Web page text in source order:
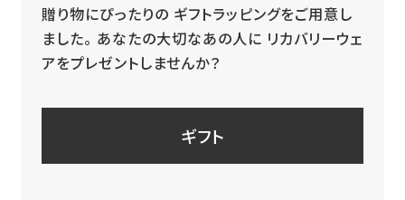
贈り物にぴったりの ギフトラッピングをご用意し
ました。 あなたの大切なあの人に リカバリーウェ
アをプレゼントしませんか？
ギフト